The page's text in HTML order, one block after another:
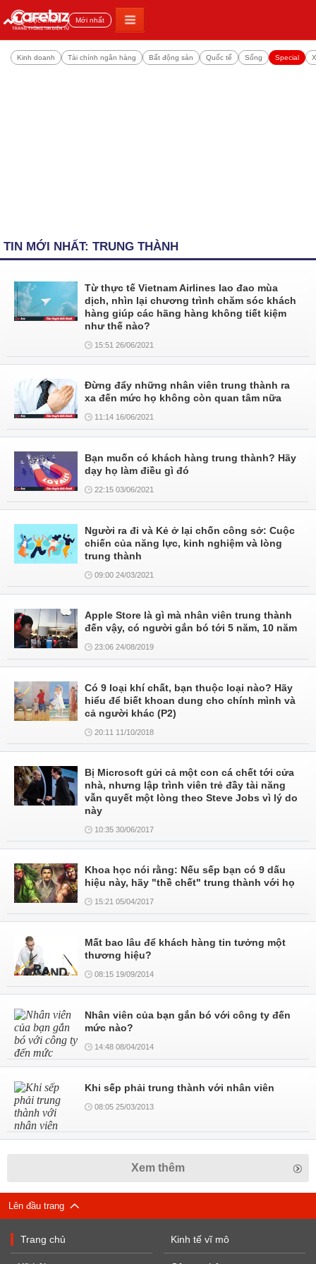
Đọc nhiều Mới nhất
Kinh doanh Tài chính ngân hàng Bất động sản Quốc tế Sống Special
TIN MỚI NHẤT: TRUNG THÀNH
Từ thực tế Vietnam Airlines lao đao mùa
dịch, nhìn lại chương trình chăm sóc khách
hàng giúp các hãng hàng không tiết kiệm
như thế nào?
15:51 26/06/2021
Đừng đẩy những nhân viên trung thành ra
xa đến mức họ không còn quan tâm nữa
11:14 16/06/2021
Bạn muốn có khách hàng trung thành? Hãy
dạy họ làm điều gì đó
22:15 03/06/2021
Người ra đi và Kẻ ở lại chốn công sở: Cuộc
chiến của năng lực, kinh nghiệm và lòng
trung thành
09:00 24/03/2021
Apple Store là gì mà nhân viên trung thành
đến vậy, có người gắn bó tới 5 năm, 10 năm
23:06 24/08/2019
Có 9 loại khí chất, bạn thuộc loại nào? Hãy
hiểu để biết khoan dung cho chính mình và
cả người khác (P2)
20:11 11/10/2018
Bị Microsoft gửi cả một con cá chết tới cửa
nhà, nhưng lập trình viên trẻ đầy tài năng
vẫn quyết một lòng theo Steve Jobs vì lý do
này
10:35 30/06/2017
Khoa học nói rằng: Nếu sếp bạn có 9 dấu
hiệu này, hãy "thề chết" trung thành với họ
15:21 05/04/2017
Mất bao lâu để khách hàng tin tưởng một
thương hiệu?
08:15 19/09/2014
Nhân viên của bạn gắn bó với công ty đến
mức nào?
14:48 08/04/2014
Khi sếp phải trung thành với nhân viên
08:05 25/03/2013
Xem thêm
Lên đầu trang
Trang chủ Kinh tế vĩ mô